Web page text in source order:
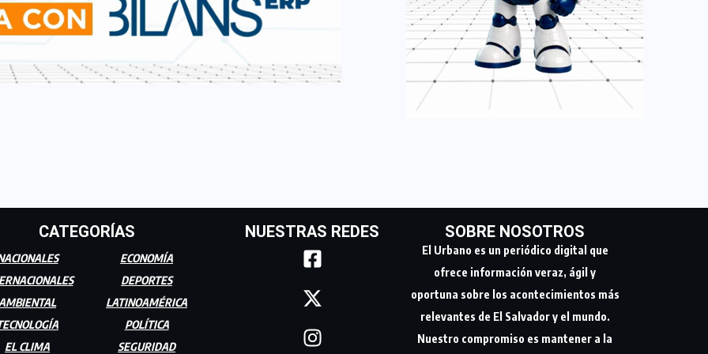
CATEGORÍAS
EL CLIMA
ECONOMÍA
DEPORTES
LATINOAMÉRICA
POLÍTICA
SEGURIDAD
NUESTRAS REDES SOBRE NOSOTROS
El Urbano es un periódico digital que
ofrece información veraz, ágil y
oportuna sobre los acontecimientos más
relevantes de El Salvador y el mundo.
Nuestro compromiso es mantener a la